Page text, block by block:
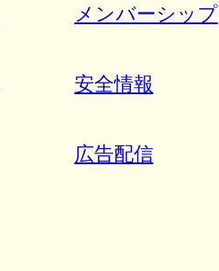
メンバーシップ
安全情報
広告配信